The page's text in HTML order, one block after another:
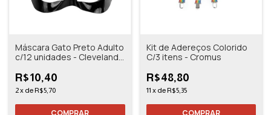
Máscara Gato Preto Adulto
c/12 unidades - Cleveland
R$10,40
2x de R$5,70
Kit de Adereços Colorido
C/3 itens - Cromus
R$48,80
11 x de R$5,35